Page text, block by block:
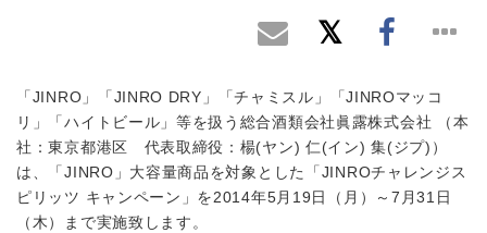
「JINRO」「JINRO DRY」「チャミスル」「JINROマッコ
リ」「ハイトビール」等を扱う総合酒類会社眞露株式会社 （本
社：東京都港区 代表取締役：楊(ヤン) 仁(イン) 集(ジプ)）
は、「JINRO」大容量商品を対象とした「JINROチャレンジス
ピリッツ キャンペーン」を2014年5月19日（月）～7月31日
（木）まで実施致します。